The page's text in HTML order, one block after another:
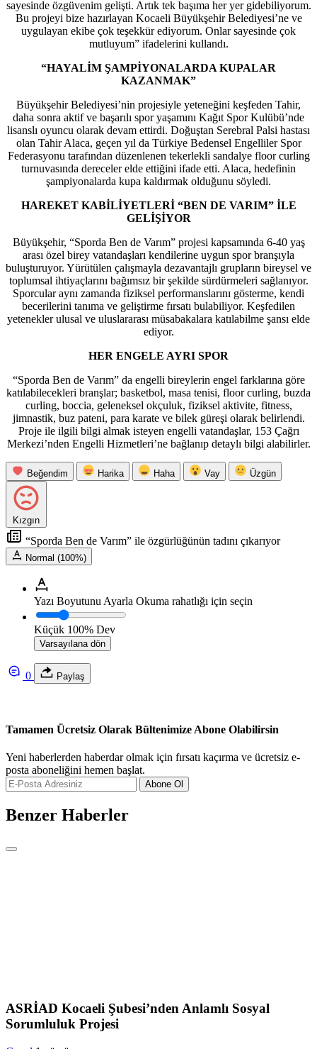
sayesinde özgüvenim gelişti. Artık tek başıma her yer gidebiliyorum.
Bu projeyi bize hazırlayan Kocaeli Büyükşehir Belediyesi’ne ve
uygulayan ekibe çok teşekkür ediyorum. Onlar sayesinde çok
mutluyum” ifadelerini kullandı.
“HAYALİM ŞAMPİYONALARDA KUPALAR
KAZANMAK”
Büyükşehir Belediyesi’nin projesiyle yeteneğini keşfeden Tahir,
daha sonra aktif ve başarılı spor yaşamını Kağıt Spor Kulübü’nde
lisanslı oyuncu olarak devam ettirdi. Doğuştan Serebral Palsi hastası
olan Tahir Alaca, geçen yıl da Türkiye Bedensel Engelliler Spor
Federasyonu tarafından düzenlenen tekerlekli sandalye floor curling
turnuvasında dereceler elde ettiğini ifade etti. Alaca, hedefinin
şampiyonalarda kupa kaldırmak olduğunu söyledi.
HAREKET KABİLİYETLERİ “BEN DE VARIM” İLE
GELİŞİYOR
Büyükşehir, “Sporda Ben de Varım” projesi kapsamında 6-40 yaş
arası özel birey vatandaşları kendilerine uygun spor branşıyla
buluşturuyor. Yürütülen çalışmayla dezavantajlı grupların bireysel ve
toplumsal ihtiyaçlarını bağımsız bir şekilde sürdürmeleri sağlanıyor.
Sporcular aynı zamanda fiziksel performanslarını gösterme, kendi
becerilerini tanıma ve geliştirme fırsatı bulabiliyor. Keşfedilen
yetenekler ulusal ve uluslararası müsabakalara katılabilme şansı elde
ediyor.
HER ENGELE AYRI SPOR
“Sporda Ben de Varım” da engelli bireylerin engel farklarına göre
katılabilecekleri branşlar; basketbol, masa tenisi, floor curling, buzda
curling, boccia, geleneksel okçuluk, fiziksel aktivite, fitness,
jimnastik, buz pateni, para karate ve bilek güreşi olarak belirlendi.
Proje ile ilgili bilgi almak isteyen engelli vatandaşlar, 153 Çağrı
Merkezi’nden Engelli Hizmetleri’ne bağlanıp detaylı bilgi alabilirler.
Beğendim Harika Haha Vay Üzgün
Kızgın
“Sporda Ben de Varım” ile özgürlüğünün tadını çıkarıyor
Normal (100%)
Yazı Boyutunu Ayarla Okuma rahatlığı için seçin
Küçük 100% Dev
Varsayılana dön
0 Paylaş
Tamamen Ücretsiz Olarak Bültenimize Abone Olabilirsin
Yeni haberlerden haberdar olmak için fırsatı kaçırma ve ücretsiz e-
posta aboneliğini hemen başlat.
Abone Ol
Benzer Haberler
ASRİAD Kocaeli Şubesi’nden Anlamlı Sosyal
Sorumluluk Projesi